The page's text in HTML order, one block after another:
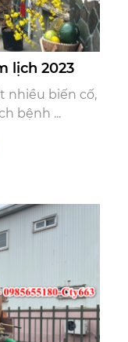
lịch 2023
nhiều biến cố,
bệnh ...